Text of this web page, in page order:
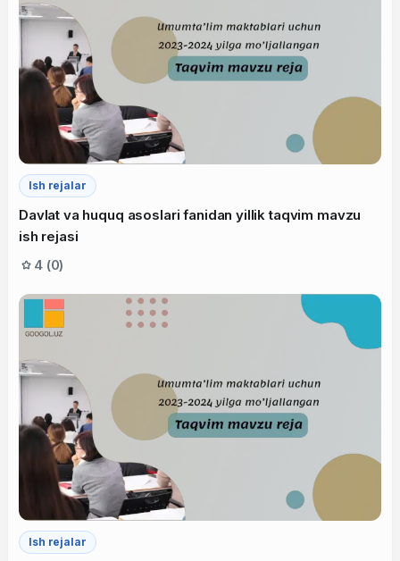
Ish rejalar
Davlat va huquq asoslari fanidan yillik taqvim mavzu
ish rejasi
4 (0)
Ish rejalar